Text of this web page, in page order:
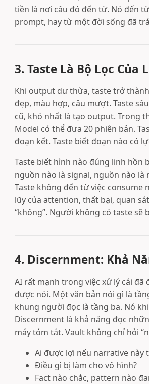
tiền là nơi câu đó đến từ. Nó đến
prompt, hay từ một đời sống đã
3. Taste Là Bộ Lọc Của
Khi output dư thừa, taste trở
đẹp, màu hợp, câu mượt. Taste
cũ, khó nhất là tạo output. Trong
Model có thể đưa 20 phiên bản.
đoạn kết. Taste biết đoạn nào có
Taste biết hình nào đúng linh hồn
nguồn nào là signal, nguồn nào
Taste không đến từ việc consume
lũy của attention, thất bại, quan
“không”. Người không có taste sẽ
4. Discernment: Khả
AI rất mạnh trong việc xử lý cái
được nói. Một văn bản nói gì là
khung người đọc là tầng ba. Nó
Discernment là khả năng đọc
máy tóm tắt. Vault không chỉ hỏi
Ai được lợi nếu narrative này
Điều gì bị làm cho vô hình?
Fact nào chắc, pattern nào